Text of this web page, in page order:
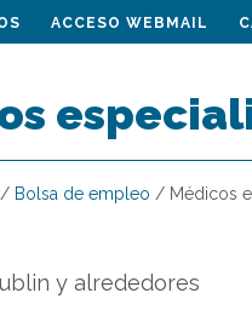
ACCESO WEBMAIL
/ Bolsa de empleo / Médicos
y alrededores